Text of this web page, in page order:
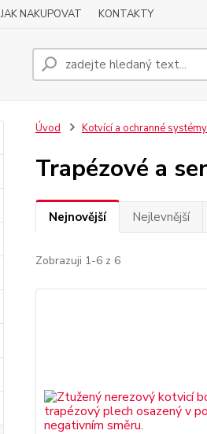
JAK NAKUPOVAT KONTAKTY
Úvod Kotvící a ochranné systémy
Trapézové a
Nejnovější Nejlevnější
Zobrazuji 1-6 z 6